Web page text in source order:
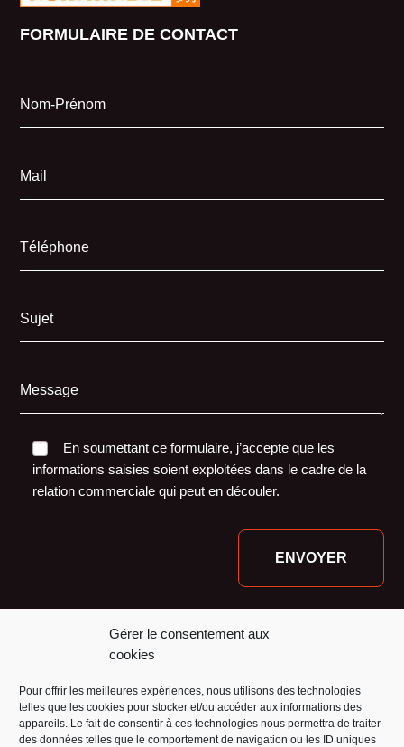
Gérer le consentement aux
cookies
Pour offrir les meilleures expériences, nous utilisons des technologies
telles que les cookies pour stocker et/ou accéder aux informations des
appareils. Le fait de consentir à ces technologies nous permettra de traiter
des données telles que le comportement de navigation ou les ID uniques
FORMULAIRE DE CONTACT
Nom-Prénom
Mail
Téléphone
Sujet
Message
En soumettant ce formulaire, j’accepte que les
informations saisies soient exploitées dans le cadre de la
relation commerciale qui peut en découler.